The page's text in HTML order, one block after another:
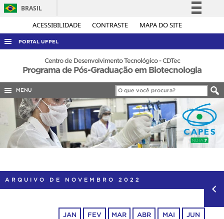
ACESSIBILIDADE CONTRASTE MAPA DO SITE
BRASIL
Simplifique!
Acesso à informação
Legislação
Canais
PORTAL UFPEL
ACESSO À INFORMAÇÃO
AUDITORIA
COBALTO
CONCURSOS
EDITAIS
INTERNACIONAL
PORTARIAS
Centro de Desenvolvimento Tecnológico - CDTec
Programa de Pós-Graduação em Biotecnologia
MENU
ARQUIVO DE NOVEMBRO 2022
JAN FEV MAR ABR MAI JUN